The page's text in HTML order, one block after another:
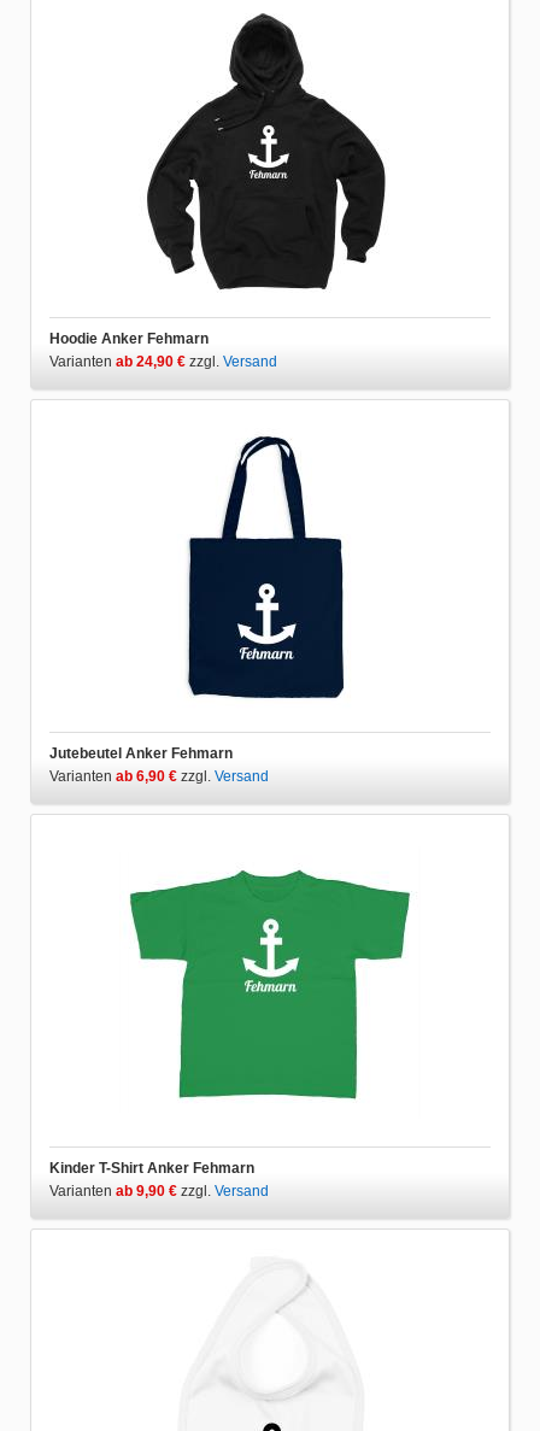
Hoodie Anker Fehmarn
Varianten ab 24,90 € zzgl. Versand
Jutebeutel Anker Fehmarn
Varianten ab 6,90 € zzgl. Versand
Kinder T-Shirt Anker Fehmarn
Varianten ab 9,90 € zzgl. Versand